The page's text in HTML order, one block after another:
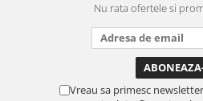
Nu rata ofertele si
Vreau sa primesc